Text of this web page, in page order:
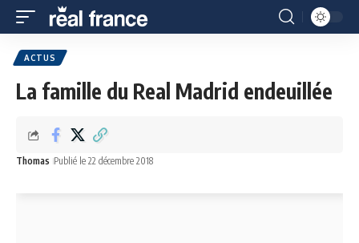
ACTUS
La famille du Real Madrid endeuillée
Thomas Publié le 22 décembre 2018